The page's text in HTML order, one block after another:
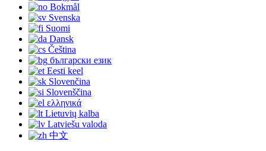
Bokmål
Svenska
Suomi
Dansk
Čeština
български език
Eesti keel
Slovenčina
Slovenščina
ελληνικά
Lietuvių kalba
Latviešu valoda
中文